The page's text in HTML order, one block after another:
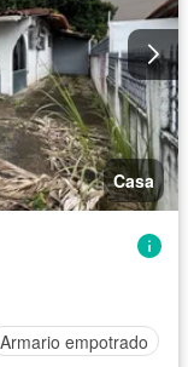
Casa
Armario empotrado